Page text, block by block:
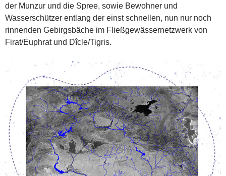
der Munzur und die Spree, sowie Bewohner und
Wasserschützer entlang der einst schnellen, nun nur noch
rinnenden Gebirgsbäche im Fließgewässernetzwerk von
Firat/Euphrat und Dîcle/Tigris.